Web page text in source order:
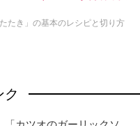
たき」の基本のレシピと切り方
ク